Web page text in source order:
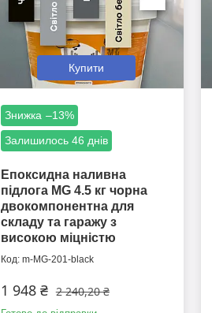
Купити
–13%
Залишилось 46 днів
Епоксидна наливна
підлога MG 4.5 кг чорна
двокомпонентна для
складу та гаражу з
високою міцністю
m-MG-201-black
2 240,20 ₴
1 948 ₴